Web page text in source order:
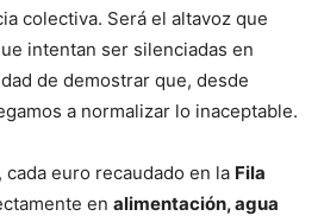
colectiva. Será el altavoz que
intentan ser silenciadas en
de demostrar que, desde
a normalizar lo inaceptable.
cada euro recaudado en la Fila
en alimentación, agua